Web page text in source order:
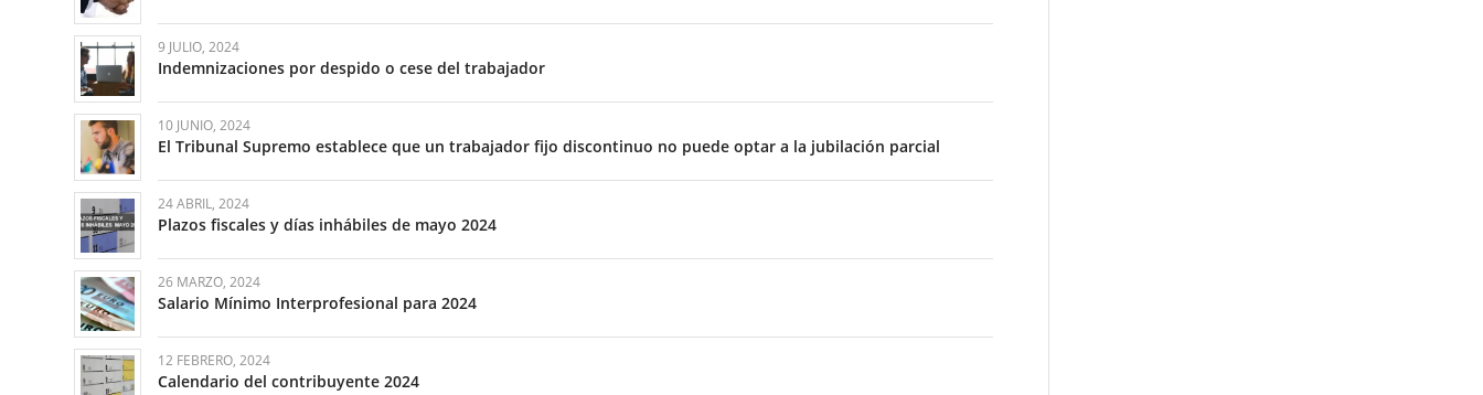
9 JULIO, 2024
Indemnizaciones por despido o cese del trabajador
10 JUNIO, 2024
El Tribunal Supremo establece que un trabajador fijo discontinuo no puede optar a la jubilación parcial
24 ABRIL, 2024
Plazos fiscales y días inhábiles de mayo 2024
26 MARZO, 2024
Salario Mínimo Interprofesional para 2024
12 FEBRERO, 2024
Calendario del contribuyente 2024